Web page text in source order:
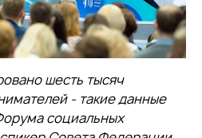
шесть тысяч
- такие данные
социальных